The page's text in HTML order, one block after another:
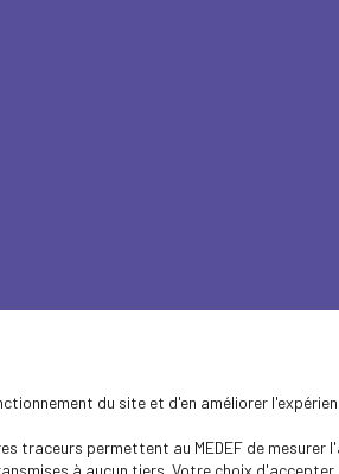
du site et d'en améliorer
traceurs permettent au MEDEF de
à aucun tiers. Votre choix